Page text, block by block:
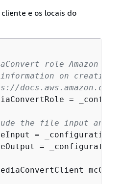
e os locais do
role Amazon
on
=
the file input and
= _configuration[
=